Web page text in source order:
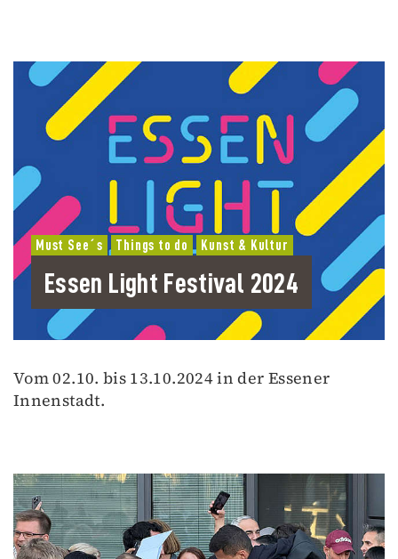
Must See´s Things to do Kunst & Kultur
Essen Light Festival 2024
Vom 02.10. bis 13.10.2024 in der Essener
Innenstadt.